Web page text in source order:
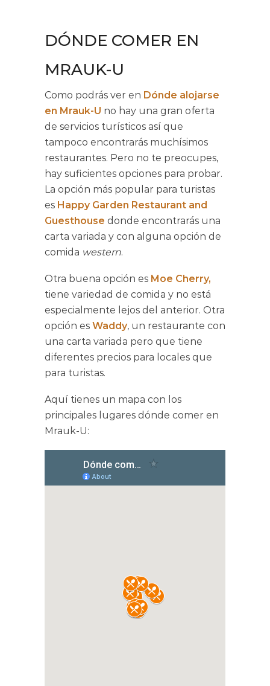
DÓNDE COMER EN
MRAUK-U
Como podrás ver en Dónde alojarse
en Mrauk-U no hay una gran oferta
de servicios turísticos así que
tampoco encontrarás muchísimos
restaurantes. Pero no te preocupes,
hay suficientes opciones para probar.
La opción más popular para turistas
es Happy Garden Restaurant and
Guesthouse donde encontrarás una
carta variada y con alguna opción de
comida western.
Otra buena opción es Moe Cherry,
tiene variedad de comida y no está
especialmente lejos del anterior. Otra
opción es Waddy, un restaurante con
una carta variada pero que tiene
diferentes precios para locales que
para turistas.
Aquí tienes un mapa con los
principales lugares dónde comer en
Mrauk-U: